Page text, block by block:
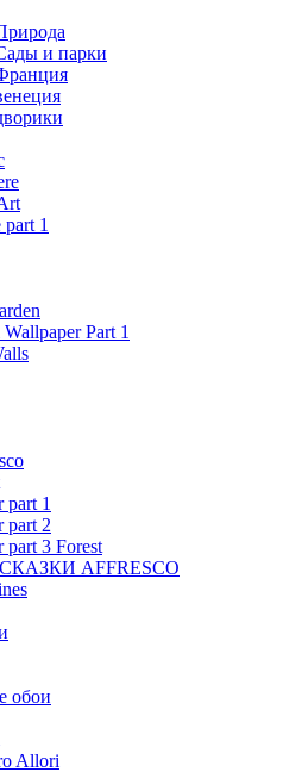
и парки
1
Part 1
part 1
part 2
part 3 Forest
СКАЗКИ AFFRESCO
обои
Allori